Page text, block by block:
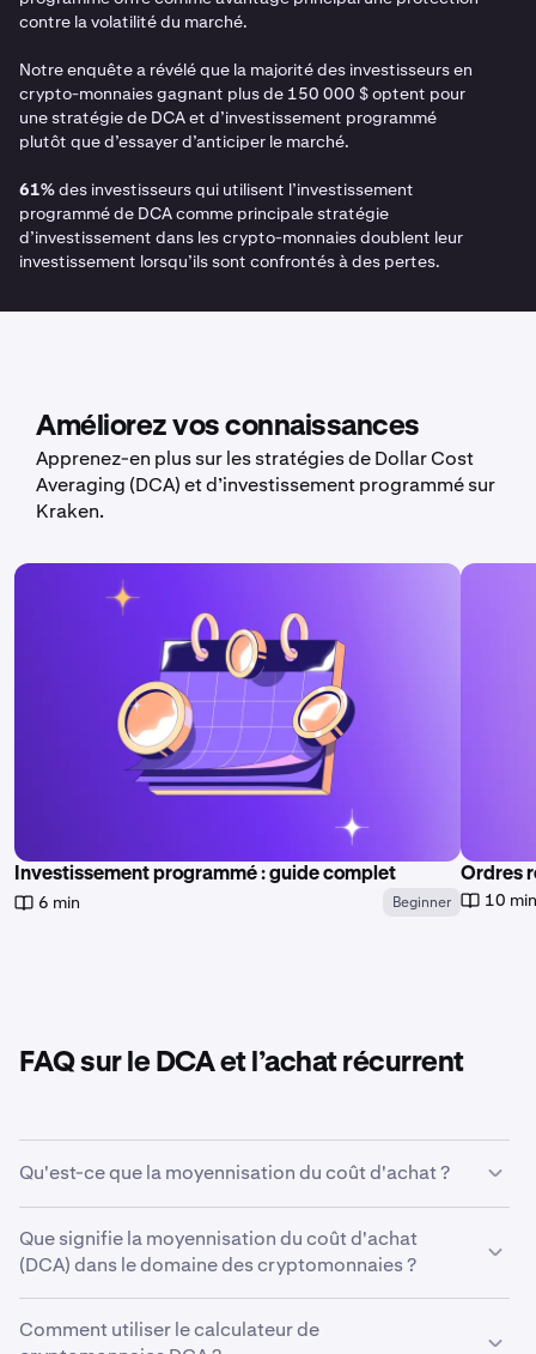
contre la volatilité du marché.
Notre enquête a révélé que la majorité des investisseurs en
crypto-monnaies gagnant plus de 150 000 $ optent pour
une stratégie de DCA et d’investissement programmé
plutôt que d’essayer d’anticiper le marché.
61%des investisseurs qui utilisent l’investissement
programmé de DCA comme principale stratégie
d’investissement dans les crypto-monnaies doublent leur
investissement lorsqu’ils sont confrontés à des pertes.
Améliorez vos connaissances
Apprenez-en plus sur les stratégies de Dollar Cost
Averaging (DCA) et d’investissement programmé sur
Kraken.
Investissement programmé : guide complet
6 min Beginner
Ordres
10
FAQ sur le DCA et l’achat récurrent
Qu'est-ce que la moyennisation du coût d'achat ?
d'investissement par laquelle un individu achète un
montant fixe d'un actif, tel qu'une cryptomonnaie, à
intervalles réguliers sur une période donnée.
Le principe clé de la moyennisation du coût d'achat
Que signifie la moyennisation du coût d'achat
(DCA) dans le domaine des cryptomonnaies ?
cryptomonnaies, un investisseur divise son capital
Comment utiliser le calculateur de